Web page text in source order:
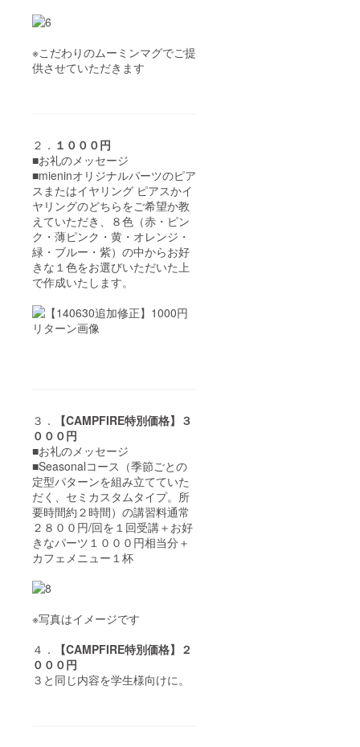
※こだわりのムーミンマグでご提
供させていただきます
２． １０００円
■お礼のメッセージ
■mieninオリジナルパーツのピア
スまたはイヤリング ピアスかイ
ヤリングのどちらをご希望か教
えていただき、８色（赤・ピン
ク・薄ピンク・黄・オレンジ・
緑・ブルー・紫）の中からお好
きな１色をお選びいただいた上
で作成いたします。
３．
【CAMPFIRE特別価格】３
０００円
■お礼のメッセージ
■Seasonalコース（季節ごとの
定型パターンを組み立てていた
だく、セミカスタムタイプ。所
要時間約２時間）の講習料通常
２８００円/回を１回受講＋お好
きなパーツ１０００円相当分＋
カフェメニュー１杯
※写真はイメージです
４．
【CAMPFIRE特別価格】２
０００円
３と同じ内容を学生様向けに。